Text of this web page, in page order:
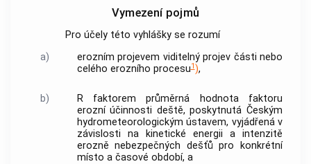
Vymezení pojmů
Pro účely této vyhlášky se rozumí
a)
erozním projevem viditelný projev části nebo
celého erozního procesu1),
b)
R faktorem průměrná hodnota faktoru
erozní účinnosti deště, poskytnutá Českým
hydrometeorologickým ústavem, vyjádřená v
závislosti na kinetické energii a intenzitě
erozně nebezpečných dešťů pro konkrétní
místo a časové období, a